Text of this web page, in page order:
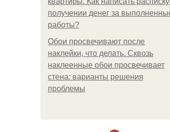
получении денег за
работы?
Обои просвечивают после
наклейки, что делать. Сквозь
наклеенные обои просвечивает
стена: варианты решения
проблемы